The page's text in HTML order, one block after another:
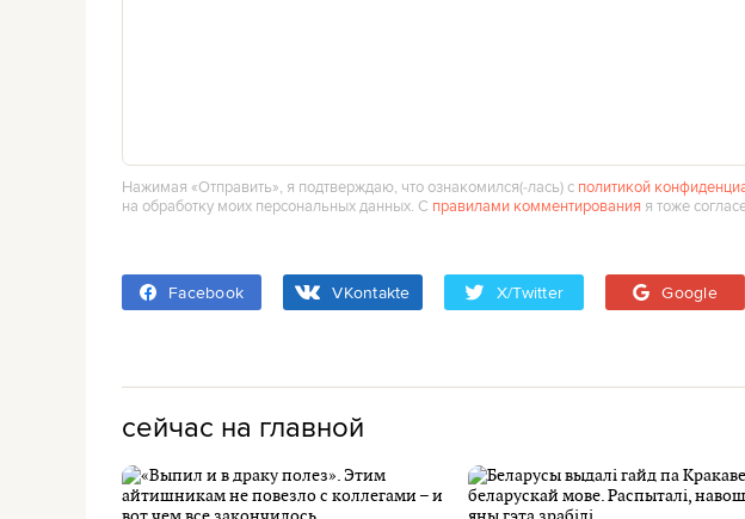
Нажимая «Отправить», я подтверждаю, что ознакомился(‑лась) с политикой
на обработку моих персональных данных. С правилами комментирования я тоже
Facebook VKontakte X/Twitter Google
сейчас на главной